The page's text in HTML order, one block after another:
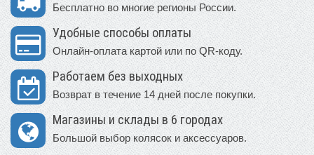
Бесплатно во многие регионы России.
Удобные способы оплаты
Онлайн-оплата картой или по QR-коду.
Работаем без выходных
Возврат в течение 14 дней после покупки.
Магазины и склады в 6 городах
Большой выбор колясок и аксессуаров.